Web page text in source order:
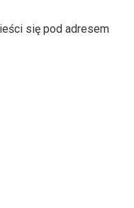
się pod adresem